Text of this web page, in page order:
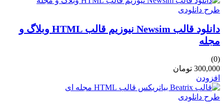
طرح دانلودی
دانلود قالب Newsim نیوزیم قالب HTML وبلاگ و
مجله
(0)
300,000 تومان
افزودن
طرح دانلودی